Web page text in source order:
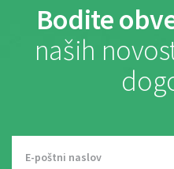
Bodite
naših